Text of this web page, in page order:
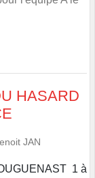
HASARD
JAN
1 à